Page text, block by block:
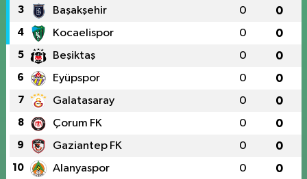
3 Başakşehir 0 0
4 Kocaelispor 0 0
5 Beşiktaş 0 0
6 Eyüpspor 0 0
7 Galatasaray 0 0
8 Çorum FK 0 0
9 Gaziantep FK 0 0
10 Alanyaspor 0 0